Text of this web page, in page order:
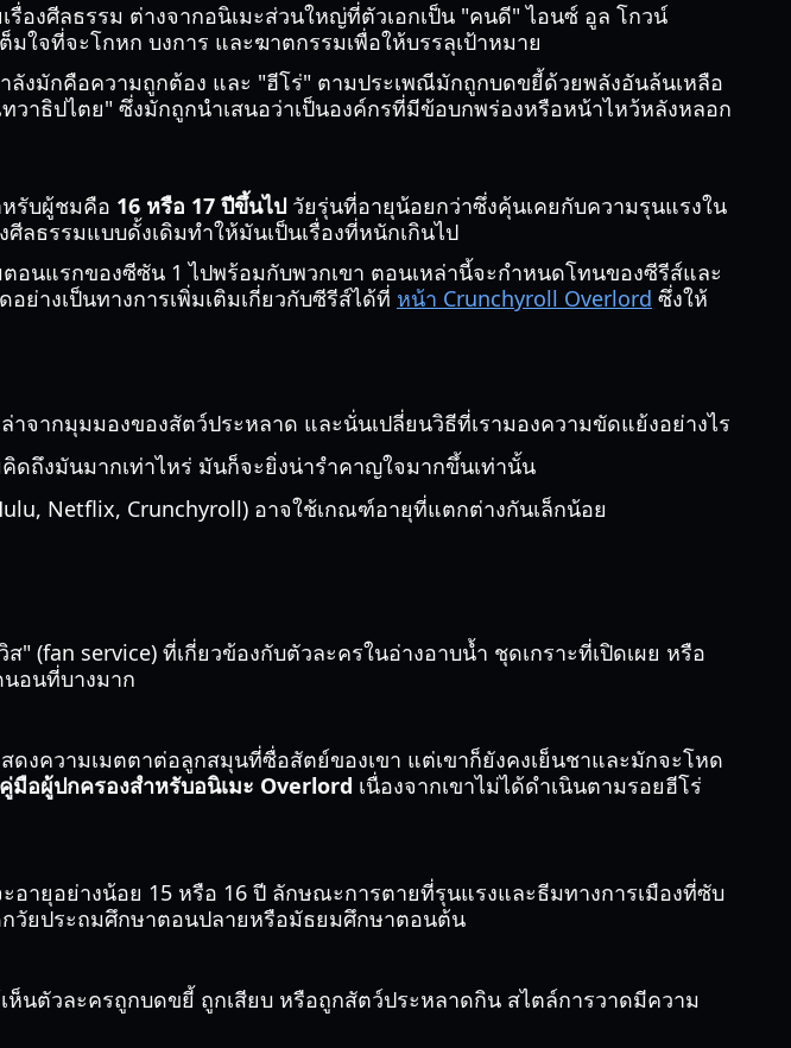
รื่องศีลธรรม ต่างจากอนิเมะส่วนใหญ่ที่ตัวเอกเป็น "คนดี" ไอนซ์ อูล โกวน์
ใจที่จะโกหก บงการ และฆาตกรรมเพื่อให้บรรลุเป้าหมาย
ลังมักคือความถูกต้อง และ "ฮีโร่" ตามประเพณีมักถูกบดขยี้ด้วยพลังอันล้นเหลือ
าธิปไตย" ซึ่งมักถูกนำเสนอว่าเป็นองค์กรที่มีข้อบกพร่องหรือหน้าไหว้หลังหลอก
รับผู้ชมคือ 16 หรือ 17 ปีขึ้นไปวัยรุ่นที่อายุน้อยกว่าซึ่งคุ้นเคยกับความรุนแรงใน
ธรรมแบบดั้งเดิมทำให้มันเป็นเรื่องที่หนักเกินไป
นแรกของซีซัน 1 ไปพร้อมกับพวกเขา ตอนเหล่านี้จะกำหนดโทนของซีรีส์และ
ย่างเป็นทางการเพิ่มเติมเกี่ยวกับซีรีส์ได้ที่ หน้า Crunchyroll Overlord ซึ่งให้
าจากมุมมองของสัตว์ประหลาด และนั่นเปลี่ยนวิธีที่เรามองความขัดแย้งอย่างไร
ถึงมันมากเท่าไหร่ มันก็จะยิ่งน่ารำคาญใจมากขึ้นเท่านั้น
Netflix, Crunchyroll) อาจใช้เกณฑ์อายุที่แตกต่างกันเล็กน้อย
(fan service) ที่เกี่ยวข้องกับตัวละครในอ่างอาบน้ำ ชุดเกราะที่เปิดเผย หรือ
อนที่บางมาก
งความเมตตาต่อลูกสมุนที่ซื่อสัตย์ของเขา แต่เขาก็ยังคงเย็นชาและมักจะโหด
คู่มือผู้ปกครองสำหรับอนิเมะ Overlord เนื่องจากเขาไม่ได้ดำเนินตามรอยฮีโร่
ยุอย่างน้อย 15 หรือ 16 ปี ลักษณะการตายที่รุนแรงและธีมทางการเมืองที่ซับ
กวัยประถมศึกษาตอนปลายหรือมัธยมศึกษาตอนต้น
นตัวละครถูกบดขยี้ ถูกเสียบ หรือถูกสัตว์ประหลาดกิน สไตล์การวาดมีความ